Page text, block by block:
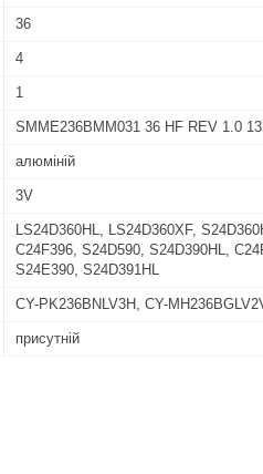
36
4
1
SMME236BMM031 36 HF REV 1.0
алюміній
3V
LS24D360HL, LS24D360XF,
C24F396, S24D590, S24D390HL,
S24E390, S24D391HL
CY-PK236BNLV3H, CY-
присутній